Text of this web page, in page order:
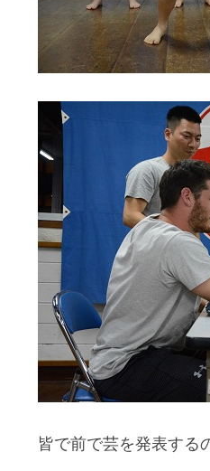
皆で前で芸を発表する